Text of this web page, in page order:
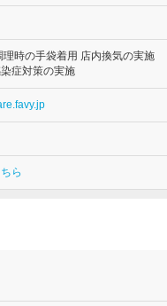
時の手袋着用 店内換気の実施
症対策の実施
ら